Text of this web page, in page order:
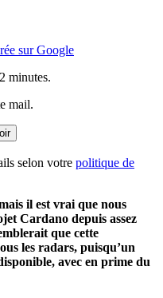
sur Google
minutes.
mail.
selon votre politique de
il est vrai que nous
Cardano depuis assez
que cette
les radars, puisqu’un
avec en prime du